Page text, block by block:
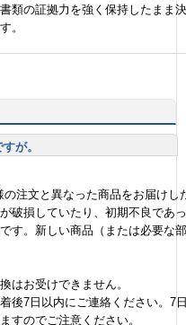
類の証拠力を強く保持したまま
。
が。
注文と異なった商品をお届けし
破損していたり、初期不良であ
す。新しい商品（または必要な部
はお受けできません。
後7日以内にご連絡ください。7
すのでご注意ください。